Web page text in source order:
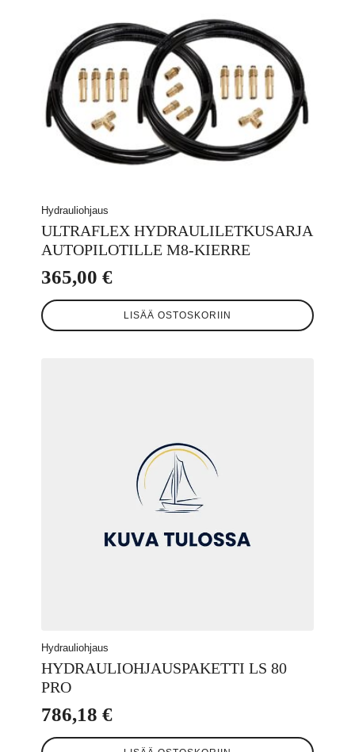
Hydrauliohjaus
ULTRAFLEX HYDRAULILETKUSARJA
AUTOPILOTILLE M8-KIERRE
365,00 €
LISÄÄ OSTOSKORIIN
Hydrauliohjaus
HYDRAULIOHJAUSPAKETTI LS 80
PRO
786,18 €